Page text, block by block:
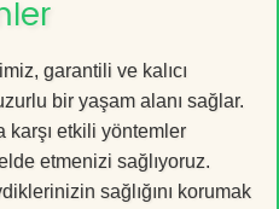
garantili ve kalıcı
bir yaşam alanı sağlar.
karşı etkili yöntemler
etmenizi sağlıyoruz.
sağlığını korumak